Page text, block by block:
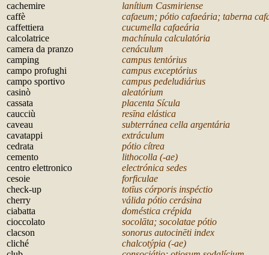
cachemire
lanítium Casmiriense
caffè
cafaeum; pótio cafaeária; taberna
caffettiera
cucumella cafaeária
calcolatrice
machínula calculatória
camera da pranzo
cenáculum
camping
campus tentórius
campo profughi
campus exceptórius
campo sportivo
campus pedeludiárius
casinò
aleatórium
cassata
placenta Sícula
caucciù
resīna elástica
caveau
subterránea cella argentária
cavatappi
extráculum
cedrata
pótio cítrea
cemento
lithocolla (-ae)
centro elettronico
electrónica sedes
cesoie
forficulae
check-up
totīus córporis inspéctio
cherry
válida pótio cerásina
ciabatta
doméstica crépida
cioccolato
socolāta; socolatae pótio
clacson
sonorus autocinēti index
cliché
chalcotýpia (-ae)